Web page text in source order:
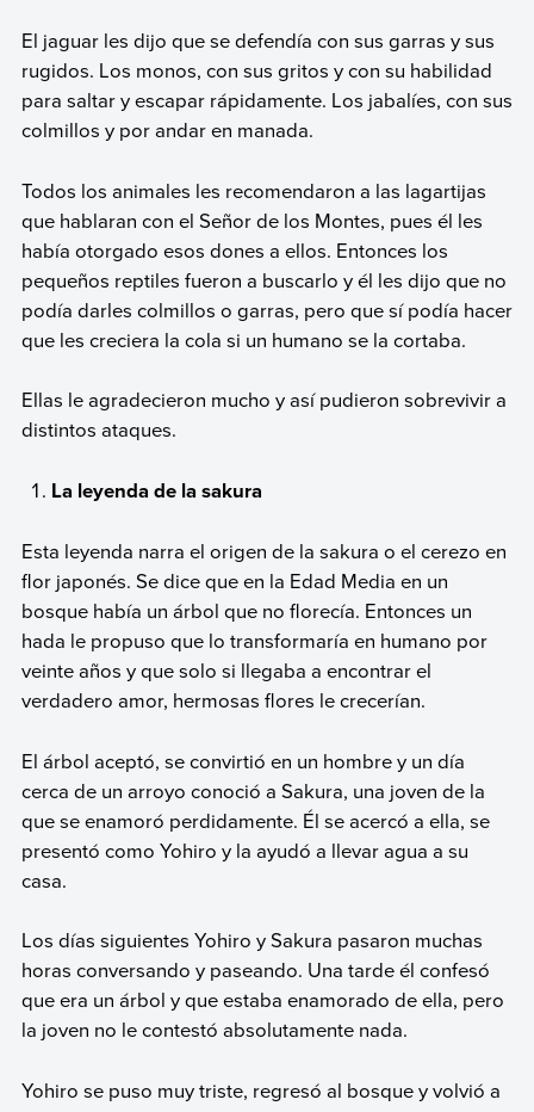
El jaguar les dijo que se defendía con sus garras y sus
rugidos. Los monos, con sus gritos y con su habilidad
para saltar y escapar rápidamente. Los jabalíes, con sus
colmillos y por andar en manada.
Todos los animales les recomendaron a las lagartijas
que hablaran con el Señor de los Montes, pues él les
había otorgado esos dones a ellos. Entonces los
pequeños reptiles fueron a buscarlo y él les dijo que no
podía darles colmillos o garras, pero que sí podía hacer
que les creciera la cola si un humano se la cortaba.
Ellas le agradecieron mucho y así pudieron sobrevivir a
distintos ataques.
La leyenda de la sakura
Esta leyenda narra el origen de la sakura o el cerezo en
flor japonés. Se dice que en la Edad Media en un
bosque había un árbol que no florecía. Entonces un
hada le propuso que lo transformaría en humano por
veinte años y que solo si llegaba a encontrar el
verdadero amor, hermosas flores le crecerían.
El árbol aceptó, se convirtió en un hombre y un día
cerca de un arroyo conoció a Sakura, una joven de la
que se enamoró perdidamente. Él se acercó a ella, se
presentó como Yohiro y la ayudó a llevar agua a su
casa.
Los días siguientes Yohiro y Sakura pasaron muchas
horas conversando y paseando. Una tarde él confesó
que era un árbol y que estaba enamorado de ella, pero
la joven no le contestó absolutamente nada.
Yohiro se puso muy triste, regresó al bosque y volvió a